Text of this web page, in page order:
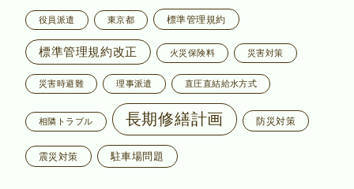
役員派遣 東京都 標準管理規約
標準管理規約改正 火災保険料 災害対策
災害時避難 理事派遣 直圧直結給水方式
相隣トラブル 長期修繕計画 防災対策
震災対策 駐車場問題